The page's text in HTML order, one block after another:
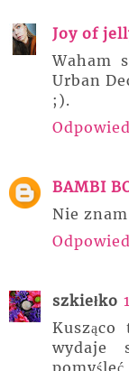
Joy of
Waham
Urban
;).
BAMBI
Nie
szkiełko
wydaje